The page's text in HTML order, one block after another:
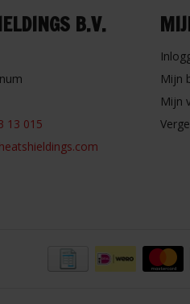
B.V.
13 015
Mijn
Mijn